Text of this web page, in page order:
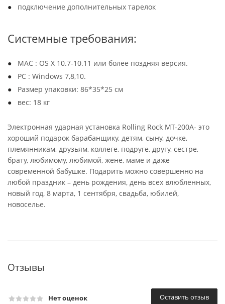
подключение дополнительных тарелок
Системные требования:
MAC : OS X 10.7-10.11 или более поздняя версия.
PC : Windows 7,8,10.
Размер упаковки: 86*35*25 см
вес: 18 кг
Электронная ударная установка Rolling Rock MT-200A- это
хороший подарок барабанщику, детям, сыну, дочке,
племянникам, друзьям, коллеге, подруге, другу, сестре,
брату, любимому, любимой, жене, маме и даже
современной бабушке. Подарить можно совершенно на
любой праздник – день рождения, день всех влюбленных,
новый год, 8 марта, 1 сентября, свадьба, юбилей,
новоселье.
Отзывы
Нет оценок Оставить отзыв